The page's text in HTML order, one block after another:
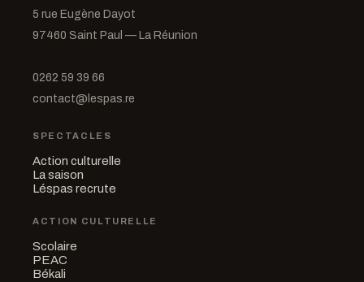
5 rue Eugène Dayot
97460 Saint Paul — La Réunion
0262 59 39 66
contact@lespas.re
SPECTACLES
Action culturelle
La saison
Léspas recrute
ACTION CULTURELLE
Scolaire
PEAC
Békali